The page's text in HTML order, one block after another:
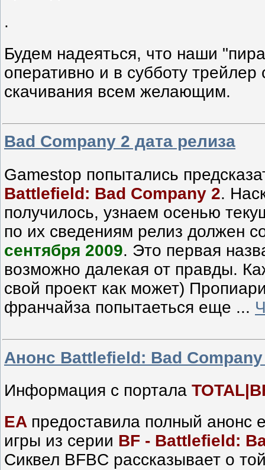
.
Будем надеяться, что наши
оперативно и в субботу трейлер
скачивания всем желающим.
Bad Company 2 дата релиза
Gamestop попытались
Battlefield: Bad Company 2.
получилось, узнаем осенью
по их сведениям релиз должен
сентября 2009. Это первая
возможно далекая от правды.
свой проект как может)
франчайза попытаеться еще ...
Анонс Battlefield: Bad
Информация с портала
EA предоставила полный анонс
игры из серии BF - Battlefield:
Сиквел BFBC рассказывает о